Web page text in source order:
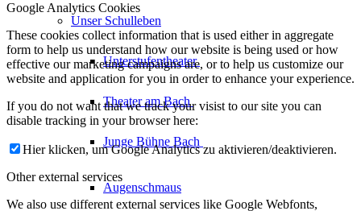
Unser Schulleben
Unterstufentheater
Theater amBach
Junge Bühne Bach
Augenschmaus
Google Analytics Cookies
These cookies collect information that is used either in aggregate
form to help us understand how our website is being used or how
effective our marketing campaigns are, or to help us customize our
website and application for you in order to enhance your experience.
If you do not want that we track your visist to our site you can
disable tracking in your browser here:
Hier klicken, um Google Analytics zu aktivieren/deaktivieren.
Other external services
We also use different external services like Google Webfonts,